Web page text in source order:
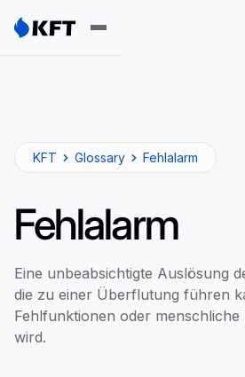
KFT Glossary Fehlalarm
Fehlalarm
Eine unbeabsichtigte Auslösung
die zu einer Überflutung führen
Fehlfunktionen oder
wird.